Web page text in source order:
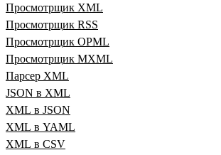
Просмотрщик XML
Просмотрщик RSS
Просмотрщик OPML
Просмотрщик MXML
Парсер XML
JSON в XML
XML в JSON
XML в YAML
XML в CSV